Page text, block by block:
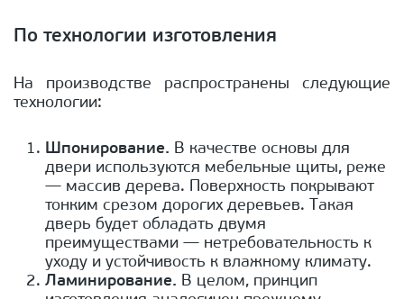
По технологии изготовления
На производстве распространены следующие
технологии:
Шпонирование. В качестве основы для
двери используются мебельные щиты, реже
— массив дерева. Поверхность покрывают
тонким срезом дорогих деревьев. Такая
дверь будет обладать двумя
преимуществами — нетребовательность к
уходу и устойчивость к влажному климату.
Ламинирование. В целом, принцип